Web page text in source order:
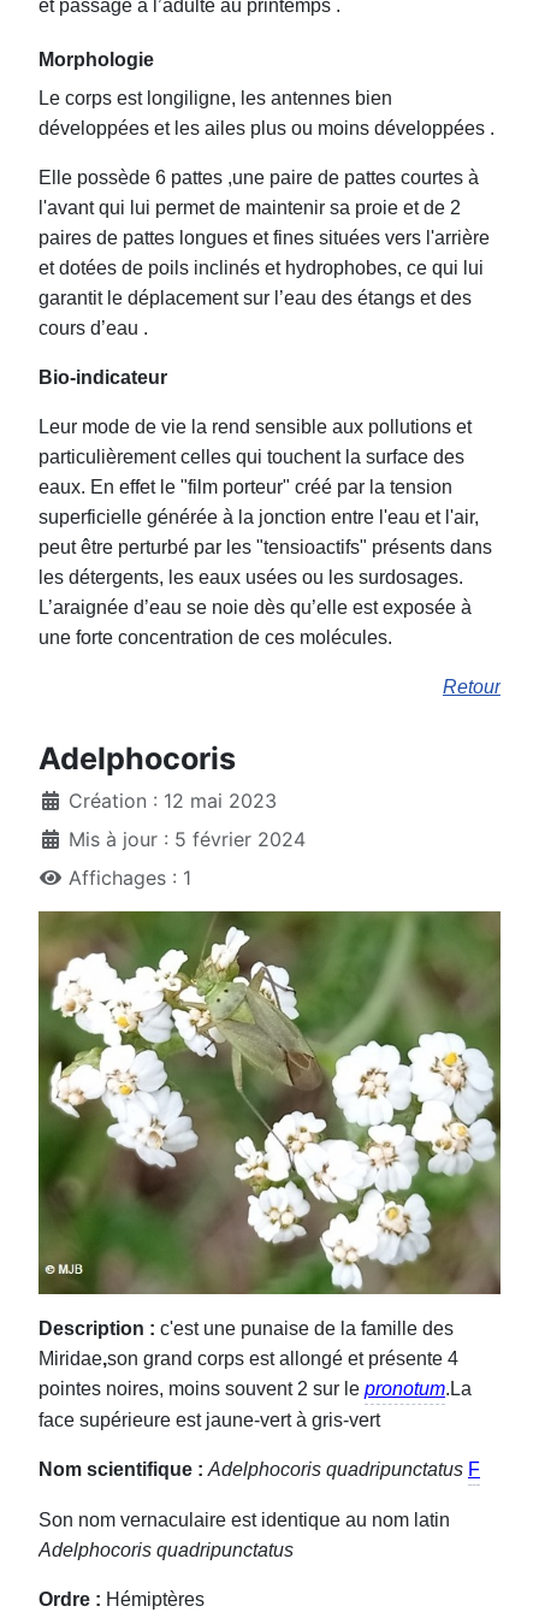
et passage à l’adulte au printemps .
Morphologie
Le corps est longiligne, les antennes bien
développées et les ailes plus ou moins développées .
Elle possède 6 pattes ,une paire de pattes courtes à
l'avant qui lui permet de maintenir sa proie et de 2
paires de pattes longues et fines situées vers l'arrière
et dotées de poils inclinés et hydrophobes, ce qui lui
garantit le déplacement sur l’eau des étangs et des
cours d’eau .
Bio-indicateur
Leur mode de vie la rend sensible aux pollutions et
particulièrement celles qui touchent la surface des
eaux. En effet le "film porteur" créé par la tension
superficielle générée à la jonction entre l'eau et l'air,
peut être perturbé par les "tensioactifs" présents dans
les détergents, les eaux usées ou les surdosages.
L’araignée d’eau se noie dès qu’elle est exposée à
une forte concentration de ces molécules.
Retour
Adelphocoris
Création : 12 mai 2023
Mis à jour : 5 février 2024
Affichages : 1
Description : c'est une punaise de la famille des
Miridae,son grand corps est allongé et présente 4
pointes noires, moins souvent 2 sur le pronotum.La
face supérieure est jaune-vert à gris-vert
Nom scientifique : Adelphocoris quadripunctatus F
Son nom vernaculaire est identique au nom latin
Adelphocoris quadripunctatus
Ordre : Hémiptères